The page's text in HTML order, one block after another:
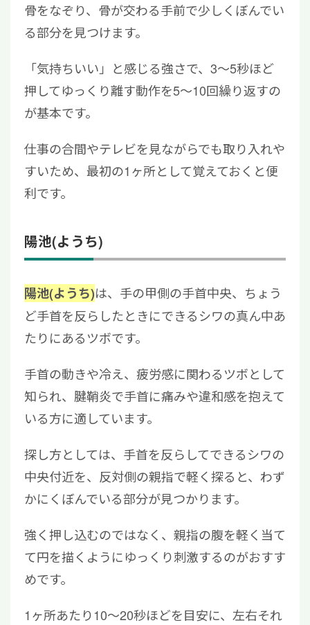
骨をなぞり、骨が交わる手前で少しくぼんでい
る部分を見つけます。
「気持ちいい」と感じる強さで、3〜5秒ほど
押してゆっくり離す動作を5〜10回繰り返すの
が基本です。
仕事の合間やテレビを見ながらでも取り入れや
すいため、最初の1ヶ所として覚えておくと便
利です。
陽池(ようち)
陽池(ようち)は、手の甲側の手首中央、ちょう
ど手首を反らしたときにできるシワの真ん中あ
たりにあるツボです。
手首の動きや冷え、疲労感に関わるツボとして
知られ、腱鞘炎で手首に痛みや違和感を抱えて
いる方に適しています。
探し方としては、手首を反らしてできるシワの
中央付近を、反対側の親指で軽く探ると、わず
かにくぼんでいる部分が見つかります。
強く押し込むのではなく、親指の腹を軽く当て
て円を描くようにゆっくり刺激するのがおすす
めです。
1ヶ所あたり10〜20秒ほどを目安に、左右それ